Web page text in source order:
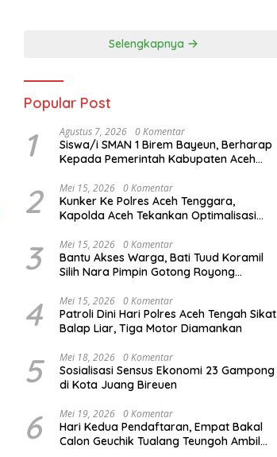
Pengibar Bendera
Selengkapnya
Popular Post
1 Agustus 7, 2026 0 Komentar
Siswa/i SMAN 1 Birem Bayeun, Berharap
Kepada Pemerintah Kabupaten Aceh
Bergizi Gratis,
2 Mei 15, 2026 0 Komentar
Kunker Ke Polres Aceh Tenggara,
Kapolda Aceh Tekankan Optimalisasi
Pesantren Darul Iman
3 Mei 15, 2026 0 Komentar
Bantu Akses Warga, Bati Tuud Koramil
Silih Nara Pimpin Gotong Royong
4 Mei 15, 2026 0 Komentar
Patroli Dini Hari Polres Aceh Tengah Sikat
Balap Liar, Tiga Motor Diamankan
5 Mei 18, 2026 0 Komentar
Sosialisasi Sensus Ekonomi 23 Gampong
di Kota Juang Bireuen
6 Mei 19, 2026 0 Komentar
Hari Kedua Pendaftaran, Empat Bakal
Calon Geuchik Tualang Teungoh Ambil